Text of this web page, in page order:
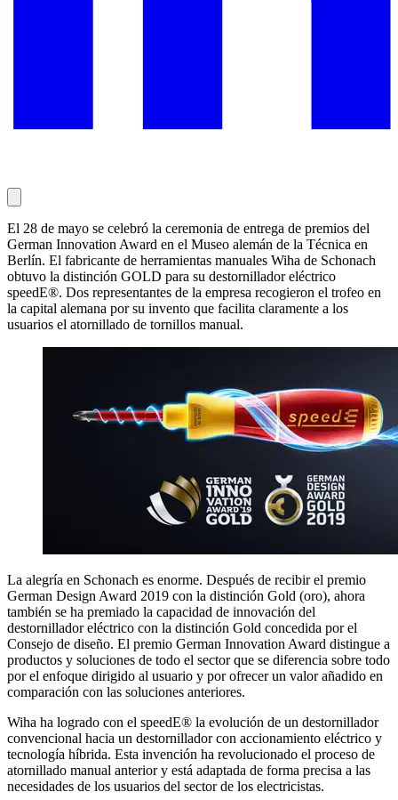
El 28 de mayo se celebró la ceremonia de entrega de premios del
German Innovation Award en el Museo alemán de la Técnica en
Berlín. El fabricante de herramientas manuales Wiha de Schonach
obtuvo la distinción GOLD para su destornillador eléctrico
speedE®. Dos representantes de la empresa recogieron el trofeo en
la capital alemana por su invento que facilita claramente a los
usuarios el atornillado de tornillos manual.
La alegría en Schonach es enorme. Después de recibir el premio
German Design Award 2019 con la distinción Gold (oro), ahora
también se ha premiado la capacidad de innovación del
destornillador eléctrico con la distinción Gold concedida por el
Consejo de diseño. El premio German Innovation Award distingue a
productos y soluciones de todo el sector que se diferencia sobre todo
por el enfoque dirigido al usuario y por ofrecer un valor añadido en
comparación con las soluciones anteriores.
Wiha ha logrado con el speedE® la evolución de un destornillador
convencional hacia un destornillador con accionamiento eléctrico y
tecnología híbrida. Esta invención ha revolucionado el proceso de
atornillado manual anterior y está adaptada de forma precisa a las
necesidades de los usuarios del sector de los electricistas.